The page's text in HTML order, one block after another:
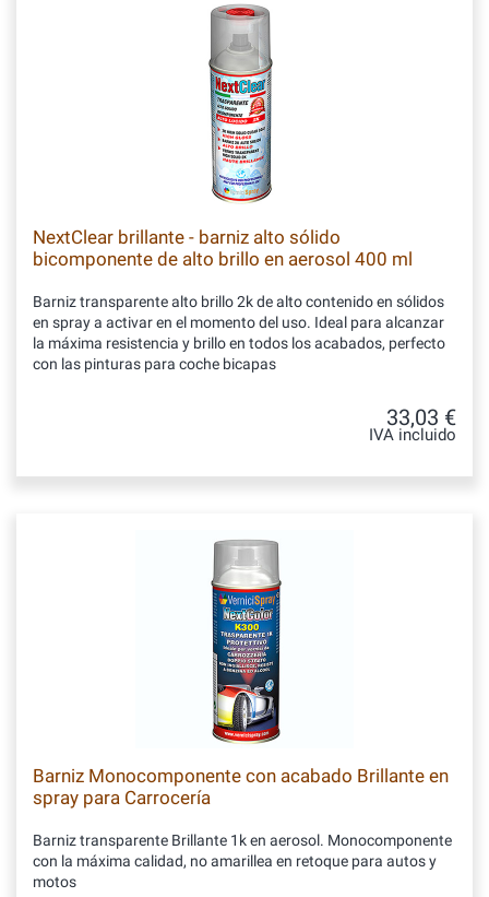
NextClear brillante - barniz alto sólido
bicomponente de alto brillo en aerosol 400 ml
Barniz transparente alto brillo 2k de alto contenido en sólidos
en spray a activar en el momento del uso. Ideal para alcanzar
la máxima resistencia y brillo en todos los acabados, perfecto
con las pinturas para coche bicapas
33,03 €
IVA incluido
Barniz Monocomponente con acabado Brillante en
spray para Carrocería
Barniz transparente Brillante 1k en aerosol. Monocomponente
con la máxima calidad, no amarillea en retoque para autos y
motos